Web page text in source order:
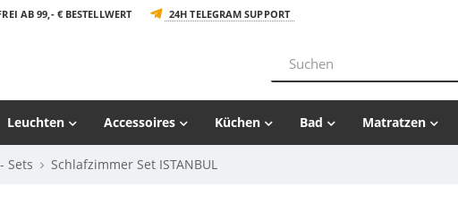
AB 99,- € BESTELLWERT 24H TELEGRAM SUPPORT
Leuchten Accessoires Küchen Bad Matratzen
Sets Schlafzimmer Set ISTANBUL